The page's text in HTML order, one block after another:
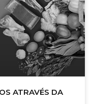
ATRAVÉS DA